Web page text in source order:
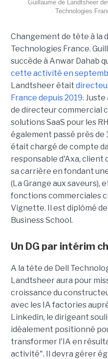
Guillaume de Landtsheer
Technologies
Changement de tête à la
Technologies France.
succède à Anwar Dahab
cette activité en
Landtsheer était
France depuis 2019.
de directeur commercial
solutions SaaS pour les
également passé près de
était chargé de compte
responsable d'Axa, client
sa carrière en fondant
(La Grange aux saveurs),
fonctions commerciales
Vignette. Il est diplômé
Business School.
Un DG par intérim
A la tête de Dell
Landtsheer aura pour
croissance du
avec les IA factories
Linkedin, le dirigeant
idéalement positionné
transformer l'IA en
activité". Il devra gérer